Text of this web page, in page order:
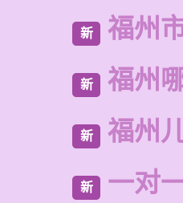
新 福州
新 福州
新 福州
新 一对